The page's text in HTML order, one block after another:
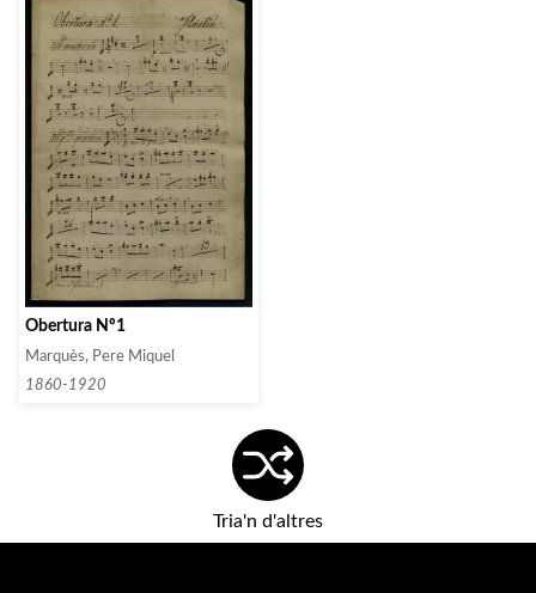
Obertura Nº1
Marquès, Pere Miquel
1860-1920
Tria'n d'altres